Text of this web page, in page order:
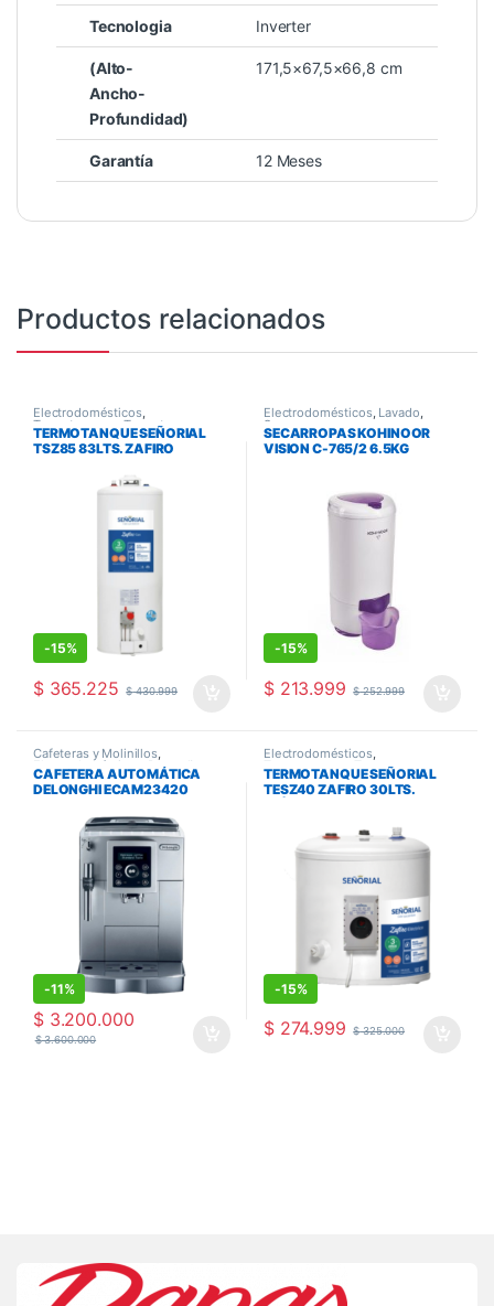
Tecnologia Inverter
(Alto-
Ancho-
Profundidad)
171,5×67,5×66,8 cm
Garantía 12 Meses
Productos relacionados
Electrodomésticos,
Termotanques ,Termotanques y
Calefones
TERMOTANQUE SEÑORIAL
TSZ85 83LTS. ZAFIRO
-15%
$365.225 $430.999
Electrodomésticos, Lavado,
Secarropas
SECARROPAS KOHINOOR
VISION C-765/2 6.5KG
-15%
$213.999 $252.999
Cafeteras y Molinillos,
Electrodomésticos,Pequeños
Electrodomésticos
CAFETERA AUTOMÁTICA
DELONGHI ECAM23420
-11%
$3.200.000
$3.600.000
Electrodomésticos,
Termotanques ,Termotanques y
Calefones
TERMOTANQUE SEÑORIAL
TESZ40 ZAFIRO 30LTS.
-15%
$274.999 $325.000